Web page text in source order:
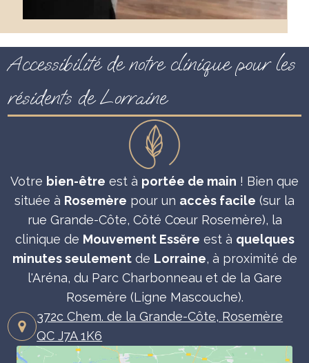
Accessibilité de notre clinique pour les
résidents de Lorraine
Votre bien-être est à portée de main ! Bien que
située à Rosemère pour un accès facile (sur la
rue Grande-Côte, Côté Cœur Rosemère), la
clinique de Mouvement Essĕre est à quelques
minutes seulementde Lorraine, à proximité de
l'Aréna, du Parc Charbonneau et de la Gare
Rosemère (Ligne Mascouche).
372c Chem. de la Grande-Côte, Rosemère
QC J7A 1K6